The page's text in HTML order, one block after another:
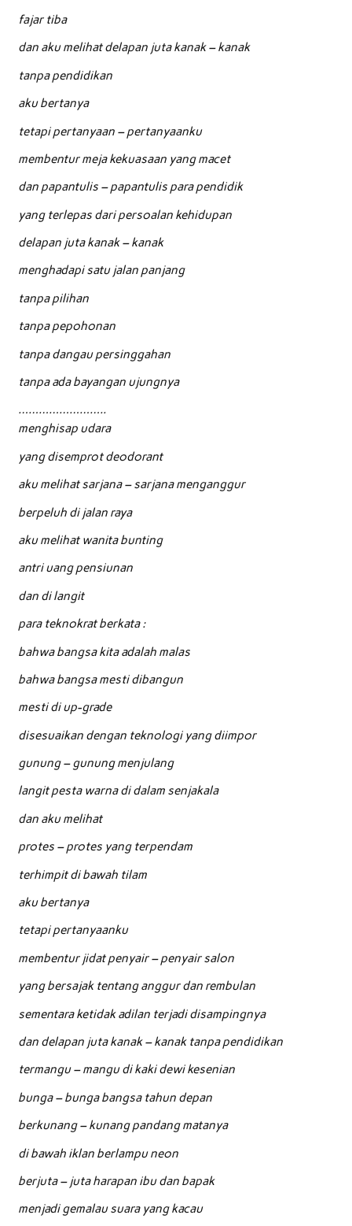
fajar tiba
dan aku melihat delapan juta kanak – kanak
tanpa pendidikan
aku bertanya
tetapi pertanyaan – pertanyaanku
membentur meja kekuasaan yang macet
dan papantulis – papantulis para pendidik
yang terlepas dari persoalan kehidupan
delapan juta kanak – kanak
menghadapi satu jalan panjang
tanpa pilihan
tanpa pepohonan
tanpa dangau persinggahan
tanpa ada bayangan ujungnya
……………………..
menghisap udara
yang disemprot deodorant
aku melihat sarjana – sarjana menganggur
berpeluh di jalan raya
aku melihat wanita bunting
antri uang pensiunan
dan di langit
para teknokrat berkata :
bahwa bangsa kita adalah malas
bahwa bangsa mesti dibangun
mesti di up-grade
disesuaikan dengan teknologi yang diimpor
gunung – gunung menjulang
langit pesta warna di dalam senjakala
dan aku melihat
protes – protes yang terpendam
terhimpit di bawah tilam
aku bertanya
tetapi pertanyaanku
membentur jidat penyair – penyair salon
yang bersajak tentang anggur dan rembulan
sementara ketidak adilan terjadi disampingnya
dan delapan juta kanak – kanak tanpa pendidikan
termangu – mangu di kaki dewi kesenian
bunga – bunga bangsa tahun depan
berkunang – kunang pandang matanya
di bawah iklan berlampu neon
berjuta – juta harapan ibu dan bapak
menjadi gemalau suara yang kacau